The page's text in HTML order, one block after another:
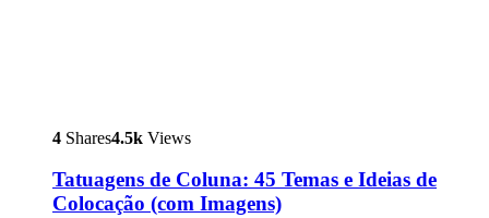
4 Shares4.5k Views
Tatuagens de Coluna: 45 Temas e Ideias de
Colocação (com Imagens)